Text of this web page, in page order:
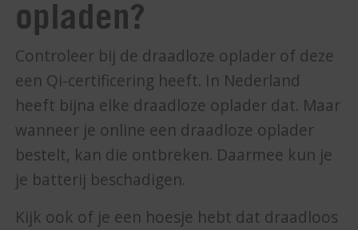
opladen?
Controleer bij de draadloze oplader of deze
een Qi-certificering heeft. In Nederland
heeft bijna elke draadloze oplader dat. Maar
wanneer je online een draadloze oplader
bestelt, kan die ontbreken. Daarmee kun je
je batterij beschadigen.
Kijk ook of je een hoesje hebt dat draadloos